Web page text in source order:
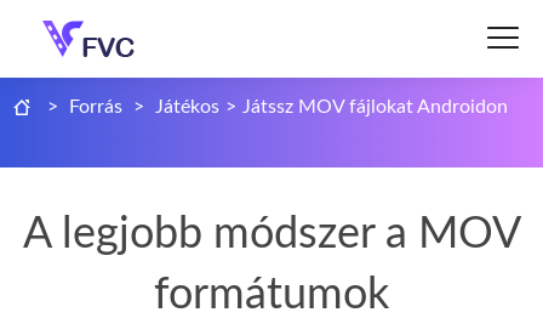
> Forrás > Játékos > Játssz MOV fájlokat Androidon
A legjobb módszer a MOV
formátumok